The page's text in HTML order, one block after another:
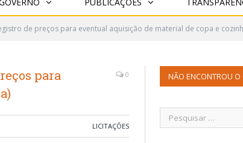
por:
de preços para eventual aquisição de material de copa e
para
0
LICITAÇÕES
NÃO ENCONTROU O